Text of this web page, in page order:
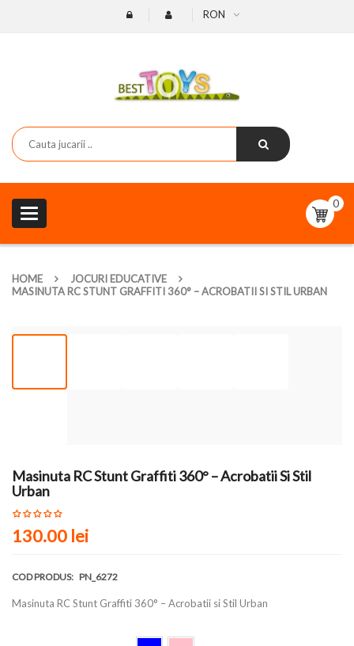
RON
Toggle
navigation
0
HOME
JOCURI EDUCATIVE
MASINUTA RC STUNT GRAFFITI 360° – ACROBATII SI STIL URBAN
Masinuta RC Stunt Graffiti 360° – Acrobatii Si Stil
Urban
130.00 lei
COD PRODUS: PN_6272
Masinuta RC Stunt Graffiti 360° – Acrobatii si Stil Urban